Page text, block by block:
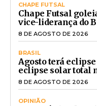
CHAPE FUTSAL
Chape Futsal
vice-liderança do
8 DE AGOSTO DE 2026
BRASIL
Agosto terá
eclipse solar total
8 DE AGOSTO DE 2026
OPINIÃO